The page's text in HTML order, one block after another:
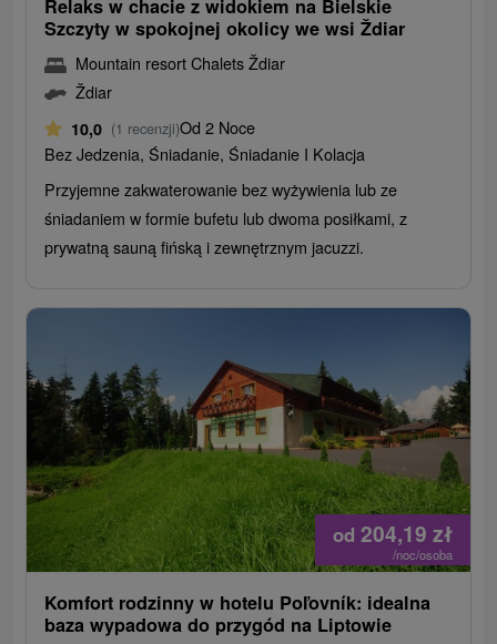
Relaks w chacie z widokiem na Bielskie
Szczyty w spokojnej okolicy we wsi Ždiar
Mountain resort Chalets Ždiar
Ždiar
10,0 (1 recenzji)Od 2 Noce
Bez Jedzenia, Śniadanie, Śniadanie I Kolacja
Przyjemne zakwaterowanie bez wyżywienia lub ze
śniadaniem w formie bufetu lub dwoma posiłkami, z
prywatną sauną fińską i zewnętrznym jacuzzi.
od 204,19 zł
/noc/osoba
Komfort rodzinny w hotelu Poľovník: idealna
baza wypadowa do przygód na Liptowie